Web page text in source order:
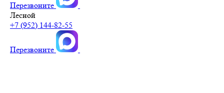
Перезвоните
Лесной
+7 (952) 144-82-55
Перезвоните